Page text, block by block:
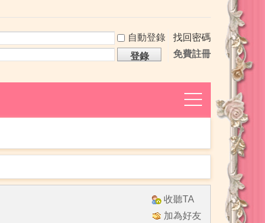
自動登錄
找回密碼
登錄 免費註冊
收聽TA
加為好友